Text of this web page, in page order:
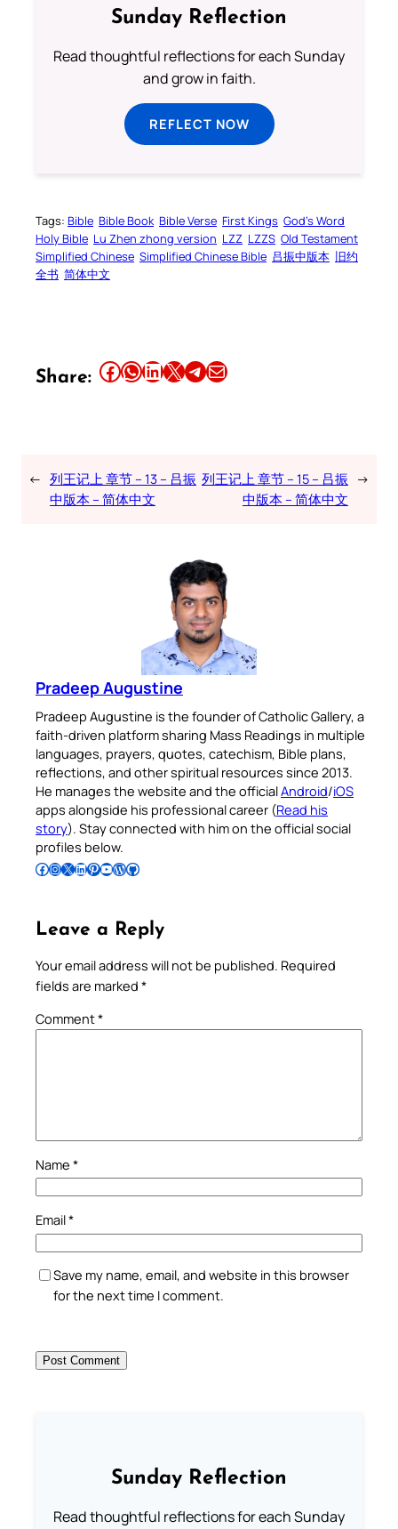
Sunday Reflection
Read thoughtful reflections for each Sunday
and grow in faith.
REFLECT NOW
Tags: Bible Bible Book Bible Verse First Kings God’s Word
Holy Bible Lu Zhen zhong version LZZ LZZS Old Testament
Simplified Chinese Simplified Chinese Bible 吕振中版本 旧约
全书 简体中文
Share: Share this article on Facebook Share this article on WhatsApp Share this article on LinkedIn Share this article on X Share this article on TelegramEmail this Article
← 列王记上 章节 – 13 – 吕振
中版本 – 简体中文
列王记上 章节 – 15 – 吕振
中版本 – 简体中文
→
Pradeep Augustine
Pradeep Augustine is the founder of Catholic Gallery, a
faith-driven platform sharing Mass Readings in multiple
languages, prayers, quotes, catechism, Bible plans,
reflections, and other spiritual resources since 2013.
He manages the website and the officialAndroid/iOS
apps alongside his professional career (Read his
story). Stay connected with him on the official social
profiles below.
Follow Pradeep on Facebook Follow Pradeep on InstagramFollow Pradeep on X Follow Pradeep on LinkedIn Follow Pradeep on Pinterest Subscribe to Pradeep’s Youtube Channel Follow Pradeep on WordPress Follow Pradeep on GitHub
Leave a Reply
Your email address will not be published. Required
fields are marked *
Comment*
Name *
Email*
Save my name, email, and website in this browser
for the next time I comment.
Sunday Reflection
Read thoughtful reflections for each Sunday